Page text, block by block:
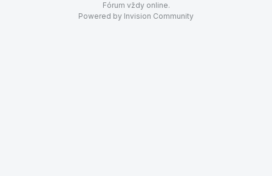
Fórum vždy online.
Powered by Invision Community